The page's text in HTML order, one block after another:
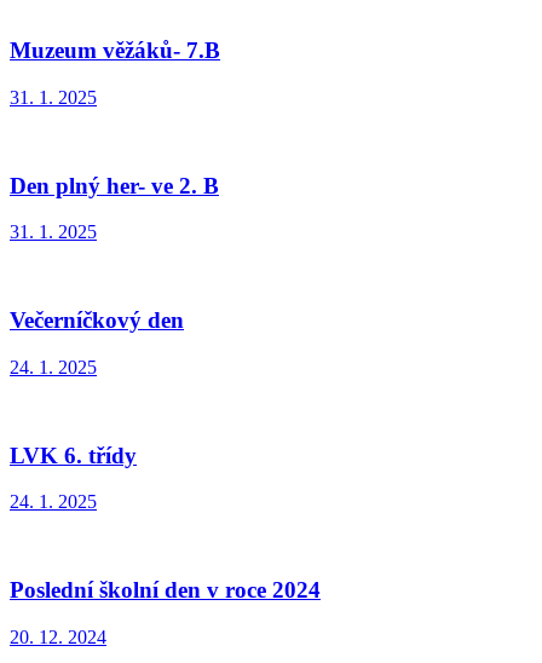
Muzeum věžáků- 7.B
31. 1. 2025
Den plný her- ve 2. B
31. 1. 2025
Večerníčkový den
24. 1. 2025
LVK 6. třídy
24. 1. 2025
Poslední školní den v roce 2024
20. 12. 2024